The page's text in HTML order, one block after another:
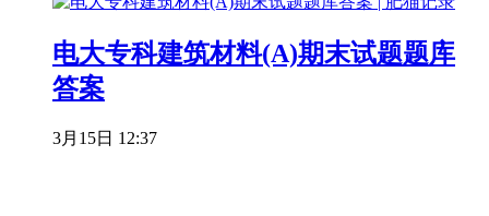
电大专科建筑材料(A)期末试题题库
答案
3月15日 12:37